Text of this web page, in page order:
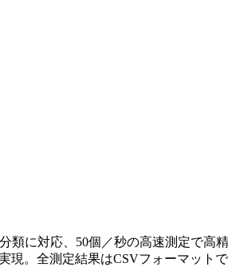
に対応、50個／秒の高速測定で高
。全測定結果はCSVフォーマット